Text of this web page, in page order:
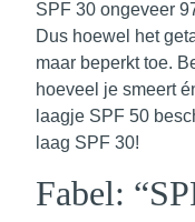
SPF 30 ongeveer
Dus hoewel het
maar beperkt toe.
hoeveel je smeert
laagje SPF 50
laag SPF 30!
Fabel: